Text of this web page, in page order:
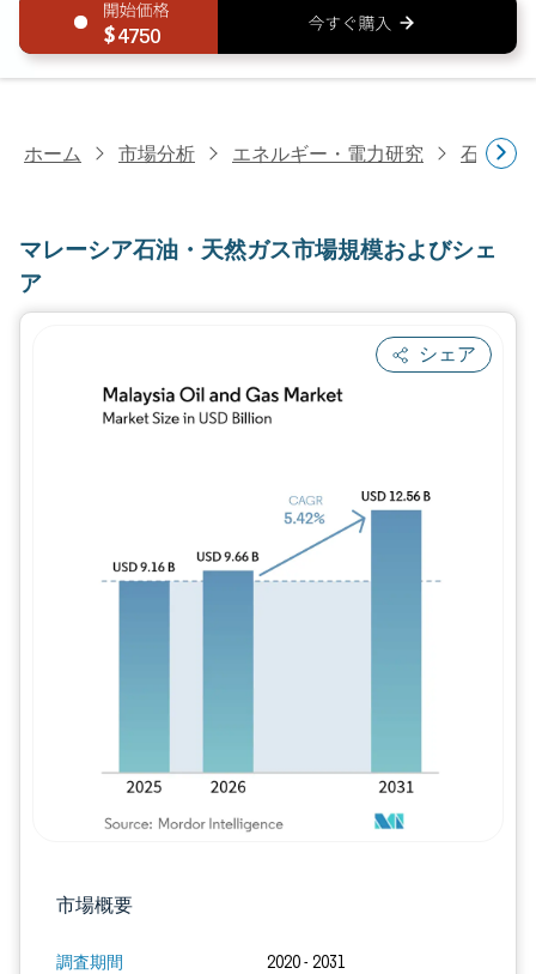
4750
ホーム 市場分析 エネルギー・電力研究 石油・
マレーシア石油・天然ガス市場規模およびシェ
ア
シェア
市場概要
調査期間 2020 - 2031